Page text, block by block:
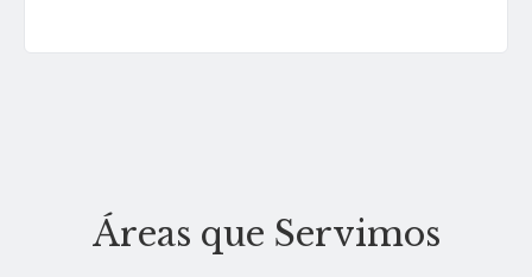
Áreas que Servimos